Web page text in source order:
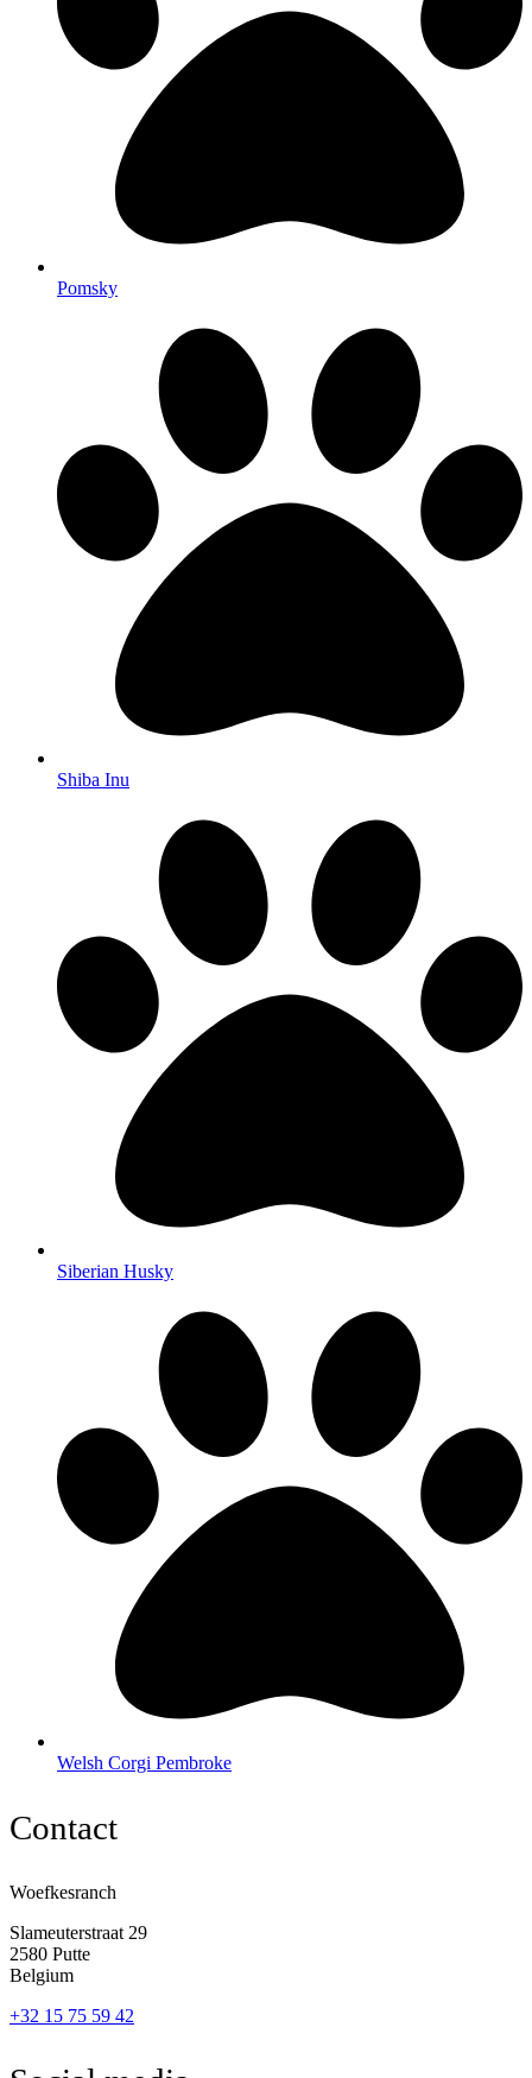
Pomsky
Shiba Inu
Siberian Husky
Welsh Corgi Pembroke
Contact
Woefkesranch
Slameuterstraat 29
2580 Putte
Belgium
+32 15 75 59 42